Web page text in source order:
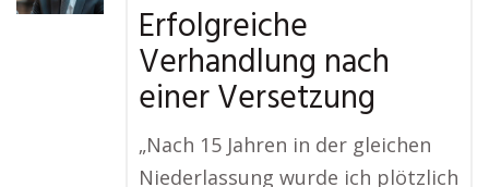
Erfolgreiche
Verhandlung nach
einer Versetzung
„Nach 15 Jahren in der gleichen
Niederlassung wurde ich plötzlich